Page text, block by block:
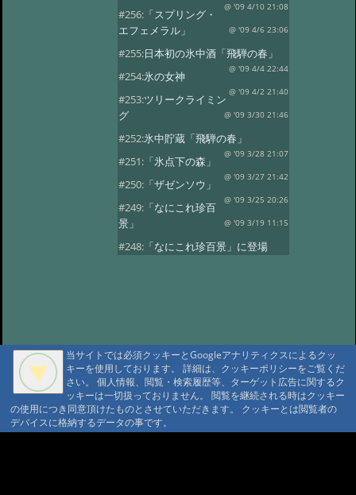
@ '09 4/10 21:08
#256: 「スプリング・
エフェメラル」
@ '09 4/6 23:06
#255:日本初の氷中酒「飛騨の春」
@ '09 4/4 22:44
#254:氷の女神
@ '09 4/2 21:40
#253:ツリークライミン
グ
@ '09 3/30 21:46
#252:氷中貯蔵「飛騨の春」
@ '09 3/28 21:07
#251: 「氷点下の森」
@ '09 3/27 21:42
#250: 「ザゼンソウ」
@ '09 3/25 20:26
#249: 「なにこれ珍百
景」
@ '09 3/19 11:15
#248: 「なにこれ珍百景」に登場
@ '09 3/3 20:42
#243:「秋神温泉お泊り
プラン」
@ '09 3/1 21:01
#242: 「氷点下の森の不思議」
@ '09 2/24 17:05
#241:「氷の魅力」
当サイトでは必須クッキーとGoogleアナリティクスによるクッ
キーを使用しております。 詳細は、クッキーポリシーをご覧くだ
さい。 個人情報、閲覧・検索履歴等、ターゲット広告に関するク
ッキーは一切扱っておりません。 閲覧を継続される時はクッキー
の使用につき同意頂けたものとさせていただきます。 クッキーとは閲覧者の
デバイスに格納するデータの事です。